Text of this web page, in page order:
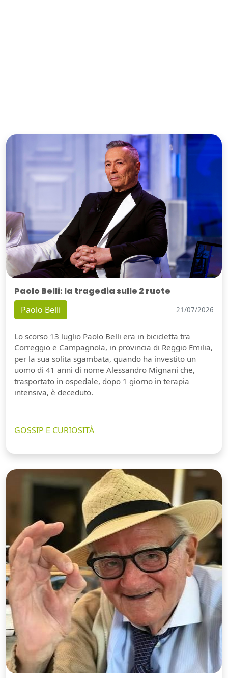
Paolo Belli: la tragedia sulle 2 ruote
Paolo Belli 21/07/2026
Lo scorso 13 luglio Paolo Belli era in bicicletta tra
Correggio e Campagnola, in provincia di Reggio Emilia,
per la sua solita sgambata, quando ha investito un
uomo di 41 anni di nome Alessandro Mignani che,
trasportato in ospedale, dopo 1 giorno in terapia
intensiva, è deceduto.
GOSSIP E CURIOSITÀ